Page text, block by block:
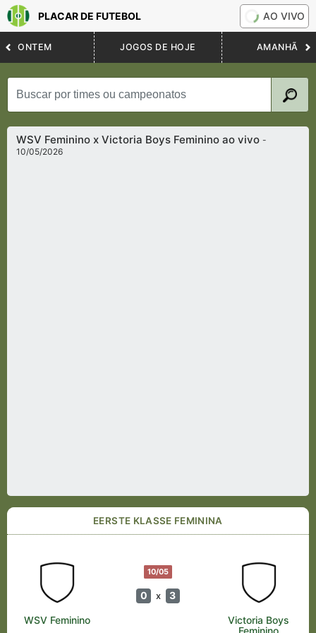
PLACAR DE FUTEBOL AO VIVO
ONTEM JOGOS DE HOJE AMANHÃ
WSV Feminino x Victoria Boys Feminino ao vivo-
10/05/2026
EERSTE KLASSE FEMININA
10/05
0 x 3
WSV Feminino
Victoria Boys
Feminino